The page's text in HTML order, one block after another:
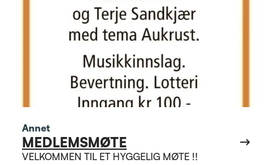
Annet
MEDLEMSMØTE
VELKOMMEN TIL ET HYGGELIG MØTE !!